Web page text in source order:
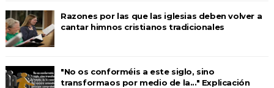
Razones por las que las iglesias deben volver a
cantar himnos cristianos tradicionales
"No os conforméis a este siglo, sino
transformaos por medio de la..." Explicación